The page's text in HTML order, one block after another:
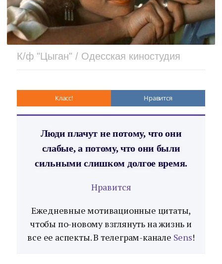
К/ф "Цыган" / Одесская киностудия
Класс! Нравится
Люди плачут не потому, что они
слабые, а потому, что они были
сильными слишком долгое время.
Нравится
Ежедневные мотивационные цитаты,
чтобы по-новому взглянуть на жизнь и
все ее аспекты. В телеграм-канале Sens!